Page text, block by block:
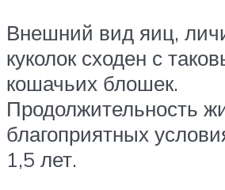
Внешний вид яиц,
куколок сходен с
кошачьих блошек.
Продолжительность
благоприятных
1,5 лет.